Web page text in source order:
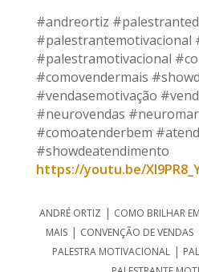
#andreortiz
#palestrantemotivacional
#palestramotivacional
#comovendermais
#vendasemotivação
#neurovendas
#comoatenderbem
#showdeatendimento
https://youtu.be/
ANDRÉ ORTIZ | COMO BRILHAR
MAIS | CONVENÇÃO DE VENDAS
PALESTRA MOTIVACIONAL|